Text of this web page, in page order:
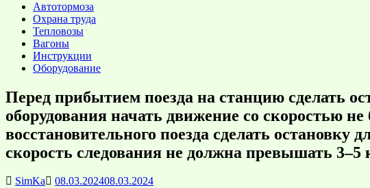
Автотормоза
Охрана труда
Тепловозы
Вагоны
Инструкции
Оборудование
Перед прибытием поезда на станцию сделать
оборудования начать движение со скоростью
восстановительного поезда сделать
скорость следования не должна превышать 3–5
SimKa 08.03.202408.03.2024